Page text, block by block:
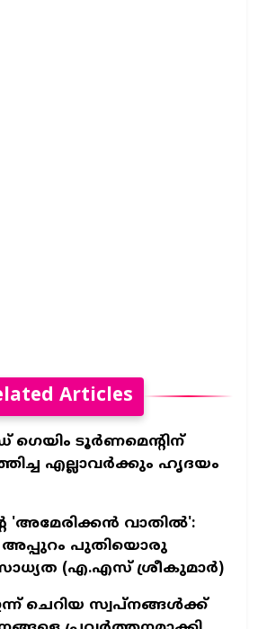
Articles
ഗെയിം ടൂര്‍ണമെന്റിന്
എല്ലാവര്‍ക്കും ഹൃദയം
'അമേരിക്കന്‍ വാതില്‍':
അപ്പുറം പുതിയൊരു
(എ.എസ് ശ്രീകുമാര്‍)
ചെറിയ സ്വപ്നങ്ങൾക്ക്